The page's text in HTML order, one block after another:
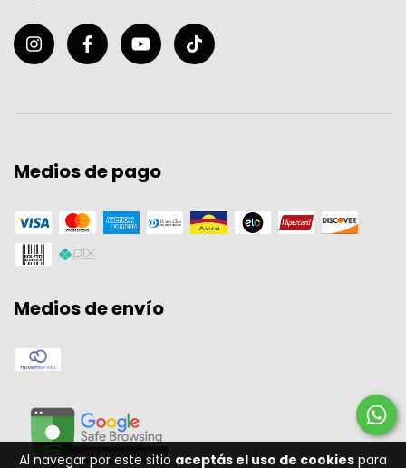
Al navegar por este sitio aceptás el uso de cookies para
Medios de pago
Medios de envío